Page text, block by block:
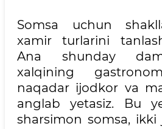
Somsa uchun
xamir turlarini
Ana shunday
xalqining
naqadar ijodkor va
anglab yetasiz. Bu
sharsimon somsa,